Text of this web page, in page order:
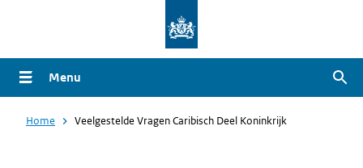
naar
de
gaan
Menu
Home Veelgestelde Vragen Caribisch Deel Koninkrijk